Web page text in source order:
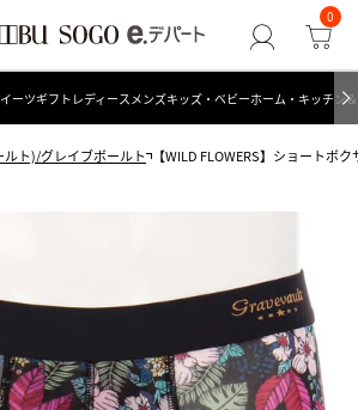
0
ーツギフト レディース メンズキッズ・ベビーホーム・キッチン
ト)/グレイブボールト 【WILD FLOWERS】ショートボ